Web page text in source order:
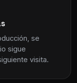
se
sigue
visita.